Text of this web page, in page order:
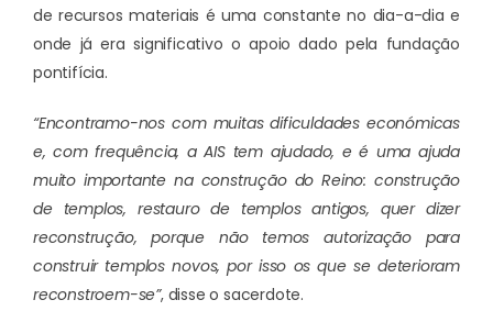
de recursos materiais é uma constante no dia-a-dia e
onde já era significativo o apoio dado pela fundação
pontifícia.
“Encontramo-nos com muitas dificuldades económicas
e, com frequência, a AIS tem ajudado, e é uma ajuda
muito importante na construção do Reino: construção
de templos, restauro de templos antigos, quer dizer
reconstrução, porque não temos autorização para
construir templos novos, por isso os que se deterioram
reconstroem-se”, disse o sacerdote.